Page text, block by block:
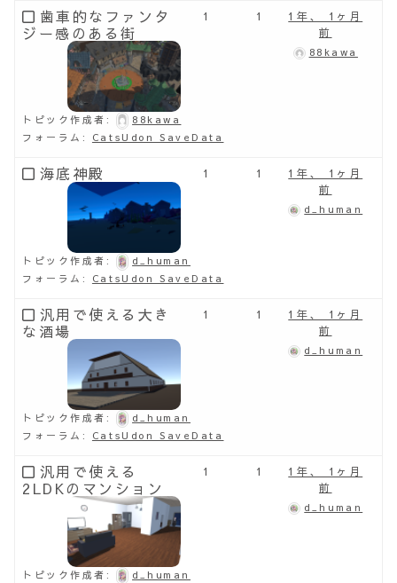
歯車的なファンタ
ジー感のある街
トピック作成者:
88kawa
フォーラム: CatsUdon SaveData
1 1
1年、 1ヶ月
前
88kawa
海底神殿
トピック作成者:
d_human
フォーラム: CatsUdon SaveData
1 1
1年、 1ヶ月
前
d_human
汎用で使える大き
な酒場
トピック作成者:
d_human
フォーラム: CatsUdon SaveData
1 1
1年、 1ヶ月
前
d_human
汎用で使える
2LDKのマンション
トピック作成者:
d_human
1 1
1年、 1ヶ月
前
d_human